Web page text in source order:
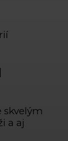
skvelým
a aj